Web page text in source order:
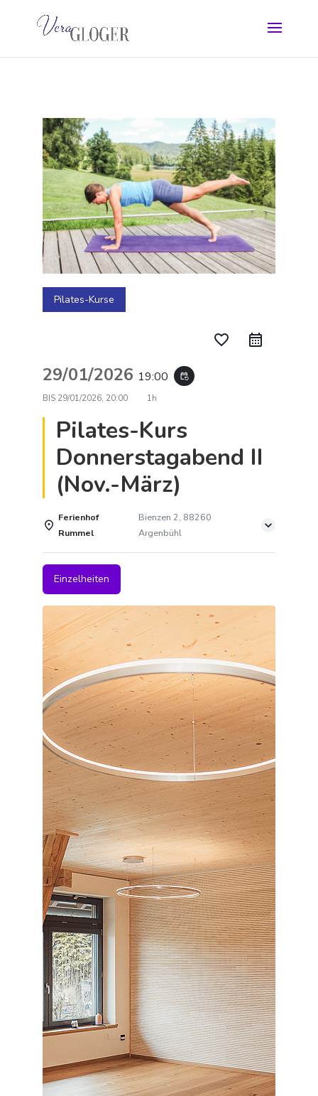
Pilates-Kurse
favorite_border
29/01/2026 19:00 event_repeat
BIS 29/01/2026, 20:00 1h
Pilates-Kurs
Donnerstagabend II
(Nov.-März)
Ferienhof
Rummel
Bienzen 2, 88260
Argenbühl
Einzelheiten